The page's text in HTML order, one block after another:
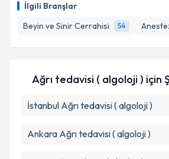
İlgili Branşlar
Beyin ve Sinir Cerrahisi
54
Ağrı tedavisi ( algoloji ) için
İstanbul Ağrı tedavisi ( algoloji )
Ankara Ağrı tedavisi ( algoloji )